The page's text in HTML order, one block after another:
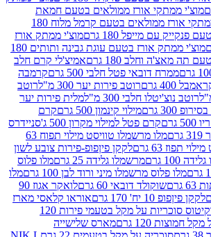
אורז ממולאים בטעם חמאת
מוצ'י ממתקי אורז ממולאים בטעם קרמל מלוח 180
180 גרם
מוצ'י ממתק אורז
מוצ'י ממתק אורז בטעם עוגת גבינה ותותים 180
180 גרם
אמיצ'לי קרם חלב
פטל חלבי 500 גרם
קרמבה
רוטב פירות יער 300 מ"ל
רוטב
חלבי 300 מ"ל
מלית פירות יער
מילוי קינמון 500 גרם
קרם
קרם פטל למילוי מקרון 500 ג'
סניידרס
מלו מרשמלו טוויסט מילוי תפוח 63
לקקן פיןפופ-פירות צובע לשון
מרשמלו גלידה 25 גרם
מלו פלוס
מרשמלו מיני ורוד לבן 100 גרם
מלו
דובאי 60 גרם
לואקר אגוז 90
אוראו קלאסי מארז
לוקיטוס סוכריות על מקל בטעמי פירות 120
מארס שלישייה